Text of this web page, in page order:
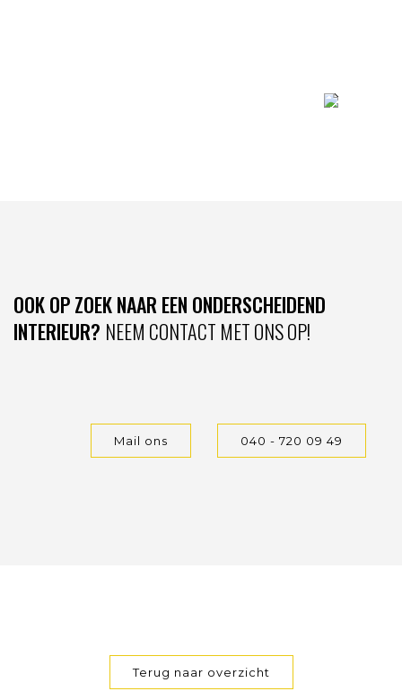
OOK OP ZOEK NAAR EEN ONDERSCHEIDEND
INTERIEUR? NEEM CONTACT MET ONS OP!
Mail ons 040 - 720 09 49
Terug naar overzicht